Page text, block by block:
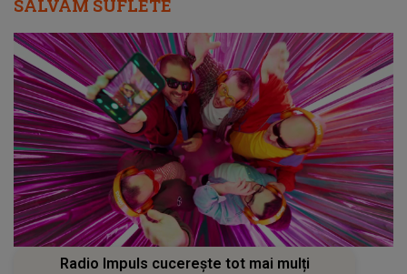
SALVAM SUFLETE
Radio Impuls cucerește tot mai mulți